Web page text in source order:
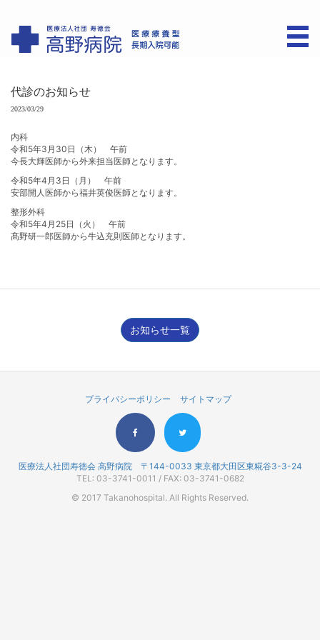
代診のお知らせ
2023/03/29
内科
令和5年3月30日（木） 午前
今長大輝医師から外来担当医師となります。
令和5年4月3日（月） 午前
安部開人医師から福井英俊医師となります。
整形外科
令和5年4月25日（火） 午前
髙野研一郎医師から牛込充則医師となります。
お知らせ一覧
プライバシーポリシー サイトマップ
医療法人社団寿徳会 高野病院 〒144-0033 東京都大田区東糀谷3-3-24
TEL: 03-3741-0011 / FAX: 03-3741-0682
© 2017 Takanohospital. All Rights Reserved.